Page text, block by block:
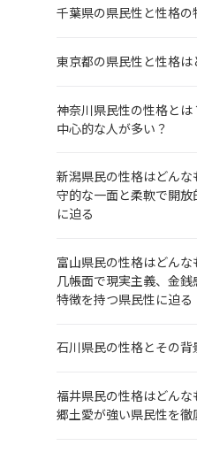
千葉県の県民性と性格の
東京都の県民性と性格は
神奈川県民性の性格と
中心的な人が多い？
新潟県民の性格はどん
守的な一面と柔軟で開
に迫る
富山県民の性格はどんな
几帳面で現実主義、金
特徴を持つ県民性に迫る
石川県民の性格とその背
福井県民の性格はどん
郷土愛が強い県民性を徹